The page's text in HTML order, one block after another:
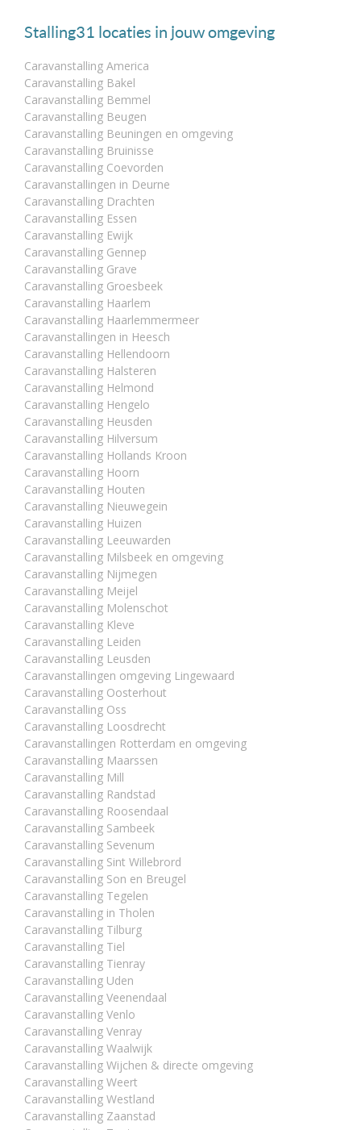
Stalling31 locaties in jouw omgeving
Caravanstalling America
Caravanstalling Bakel
Caravanstalling Bemmel
Caravanstalling Beugen
Caravanstalling Beuningen en omgeving
Caravanstalling Bruinisse
Caravanstalling Coevorden
Caravanstallingen in Deurne
Caravanstalling Drachten
Caravanstalling Essen
Caravanstalling Ewijk
Caravanstalling Gennep
Caravanstalling Grave
Caravanstalling Groesbeek
Caravanstalling Haarlem
Caravanstalling Haarlemmermeer
Caravanstallingen in Heesch
Caravanstalling Hellendoorn
Caravanstalling Halsteren
Caravanstalling Helmond
Caravanstalling Hengelo
Caravanstalling Heusden
Caravanstalling Hilversum
Caravanstalling Hollands Kroon
Caravanstalling Hoorn
Caravanstalling Houten
Caravanstalling Nieuwegein
Caravanstalling Huizen
Caravanstalling Leeuwarden
Caravanstalling Milsbeek en omgeving
Caravanstalling Nijmegen
Caravanstalling Meijel
Caravanstalling Molenschot
Caravanstalling Kleve
Caravanstalling Leiden
Caravanstalling Leusden
Caravanstallingen omgeving Lingewaard
Caravanstalling Oosterhout
Caravanstalling Oss
Caravanstalling Loosdrecht
Caravanstallingen Rotterdam en omgeving
Caravanstalling Maarssen
Caravanstalling Mill
Caravanstalling Randstad
Caravanstalling Roosendaal
Caravanstalling Sambeek
Caravanstalling Sevenum
Caravanstalling Sint Willebrord
Caravanstalling Son en Breugel
Caravanstalling Tegelen
Caravanstalling in Tholen
Caravanstalling Tilburg
Caravanstalling Tiel
Caravanstalling Tienray
Caravanstalling Uden
Caravanstalling Veenendaal
Caravanstalling Venlo
Caravanstalling Venray
Caravanstalling Waalwijk
Caravanstalling Wijchen & directe omgeving
Caravanstalling Weert
Caravanstalling Westland
Caravanstalling Zaanstad